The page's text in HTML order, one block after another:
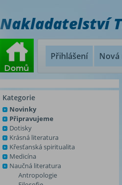
Nakladatelství
Přihlášení Nová
Kategorie
Novinky
Připravujeme
Dotisky
Krásná literatura
Křesťanská spiritualita
Medicína
Naučná literatura
Antropologie